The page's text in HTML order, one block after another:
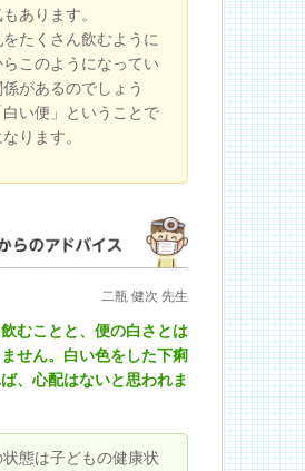
あります。
たくさん飲むように
このようになってい
係があるのでしょう
い便」ということで
ります。
のアドバイス二瓶 健次 先生
むことと、便の白さとは
せん。白い色をした下痢
、心配はないと思われま
状態は子どもの健康状